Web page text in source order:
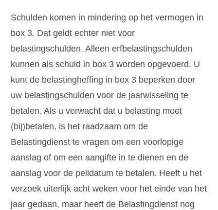
Schulden komen in mindering op het vermogen in
box 3. Dat geldt echter niet voor
belastingschulden. Alleen erfbelastingschulden
kunnen als schuld in box 3 worden opgevoerd. U
kunt de belastingheffing in box 3 beperken door
uw belastingschulden voor de jaarwisseling te
betalen. Als u verwacht dat u belasting moet
(bij)betalen, is het raadzaam om de
Belastingdienst te vragen om een voorlopige
aanslag of om een aangifte in te dienen en de
aanslag voor de peildatum te betalen. Heeft u het
verzoek uiterlijk acht weken voor het einde van het
jaar gedaan, maar heeft de Belastingdienst nog